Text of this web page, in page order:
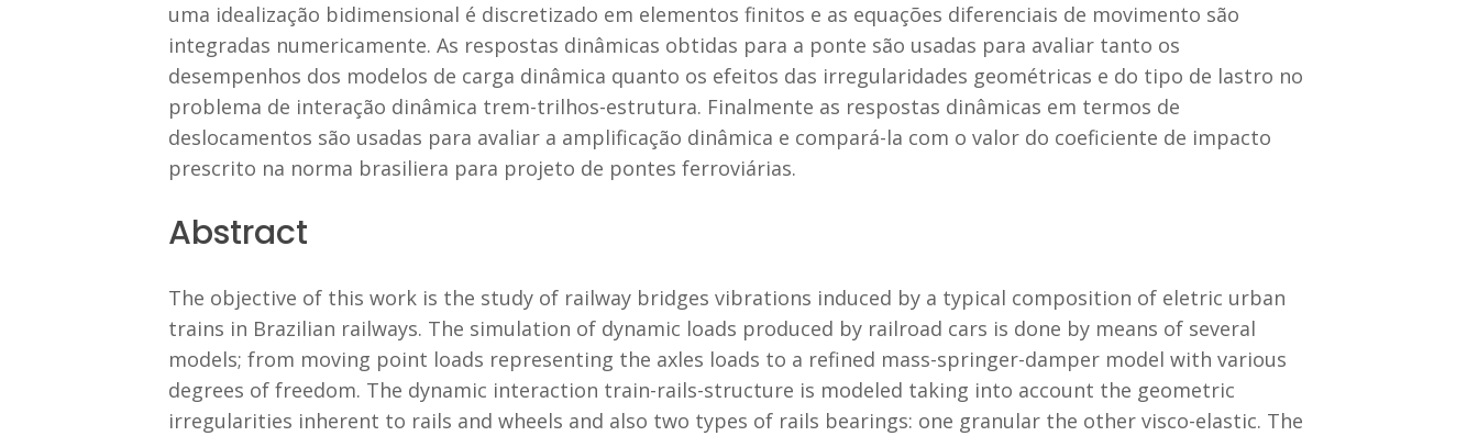
uma idealização bidimensional é discretizado em elementos finitos e as equações diferenciais de movimento são
integradas numericamente. As respostas dinâmicas obtidas para a ponte são usadas para avaliar tanto os
desempenhos dos modelos de carga dinâmica quanto os efeitos das irregularidades geométricas e do tipo de lastro no
problema de interação dinâmica trem-trilhos-estrutura. Finalmente as respostas dinâmicas em termos de
deslocamentos são usadas para avaliar a amplificação dinâmica e compará-la com o valor do coeficiente de impacto
prescrito na norma brasiliera para projeto de pontes ferroviárias.
Abstract
The objective of this work is the study of railway bridges vibrations induced by a typical composition of eletric urban
trains in Brazilian railways. The simulation of dynamic loads produced by railroad cars is done by means of several
models; from moving point loads representing the axles loads to a refined mass-springer-damper model with various
degrees of freedom. The dynamic interaction train-rails-structure is modeled taking into account the geometric
irregularities inherent to rails and wheels and also two types of rails bearings: one granular the other visco-elastic. The